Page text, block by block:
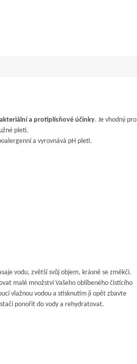
a protiplísňové účinky. Je vhodný pro
pleti.
a vyrovnává pH pleti.
vodu, zvětší svůj objem, krásně se změkčí.
malé množství Vašeho oblíbeného čistícího
vlažnou vodou a stisknutím ji opět zbavte
ponořit do vody a rehydratovat.